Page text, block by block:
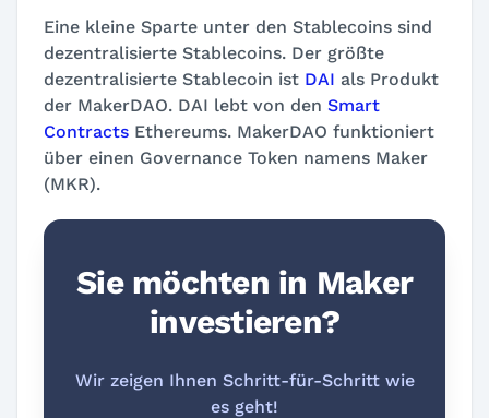
Eine kleine Sparte unter den Stablecoins sind
dezentralisierte Stablecoins. Der größte
dezentralisierte Stablecoin ist DAI als Produkt
der MakerDAO. DAI lebt von den Smart
Contracts Ethereums. MakerDAO funktioniert
über einen Governance Token namens Maker
(MKR).
Sie möchten in Maker
investieren?
Wir zeigen Ihnen Schritt-für-Schritt wie
es geht!